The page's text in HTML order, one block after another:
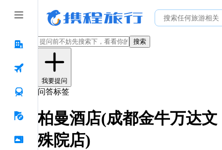
搜索
我要提问
问答标签
柏曼酒店(成都金牛万达文
殊院店)